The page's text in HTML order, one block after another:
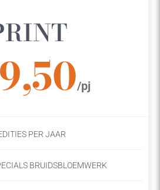
/pj
PER JAAR
BRUIDSBLOEMWERK